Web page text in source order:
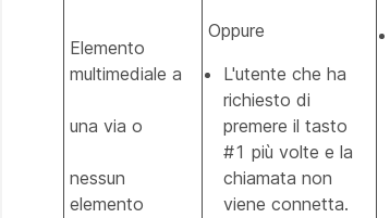
Elemento
multimediale a
una via o
nessun
elemento
Oppure
L'utente che ha
richiesto di
premere il tasto
#1 più volte e la
chiamata non
viene connetta.